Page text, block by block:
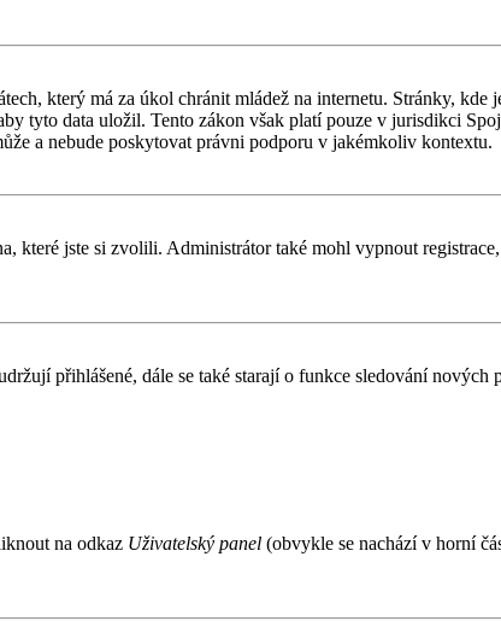
který má za úkol chránit mládež na internetu. Stránky, kde
tyto data uložil. Tento zákon však platí pouze v jurisdikci
a nebude poskytovat právni podporu v jakémkoliv kontextu.
které jste si zvolili. Administrátor také mohl vypnout
přihlášené, dále se také starají o funkce sledování
na odkaz Uživatelský panel (obvykle se nachází v horní